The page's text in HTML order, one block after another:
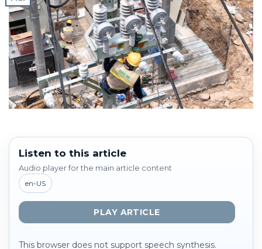
Listen to this article
Audio player for the main article content
en-US
PLAY ARTICLE
This browser does not support speech synthesis.